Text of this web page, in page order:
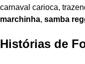
carnaval carioca,
marchinha, samba
Histórias de